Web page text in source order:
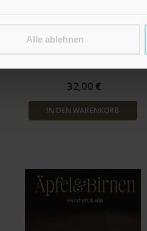
Alle ablehnen
Winterküche
32,00 €
IN DEN WARENKORB